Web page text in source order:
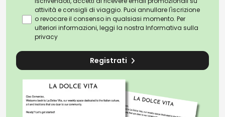
attività e consigli di viaggio. Puoi annullare l'iscrizione
o revocare il consenso in qualsiasi momento. Per
ulteriori informazioni, leggi la nostra Informativa sulla
privacy
Registrati